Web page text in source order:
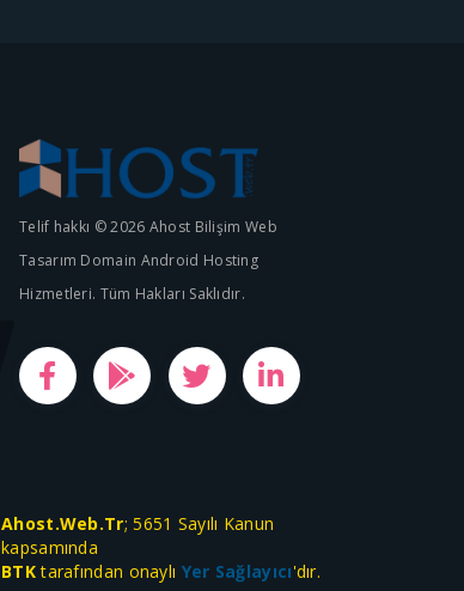
Telif hakkı © 2026 Ahost Bilişim Web
Tasarım Domain Android Hosting
Hizmetleri. Tüm Hakları Saklıdır.
Ahost.Web.Tr; 5651 Sayılı Kanun
kapsamında
BTKtarafından onaylı Yer Sağlayıcı'dır.